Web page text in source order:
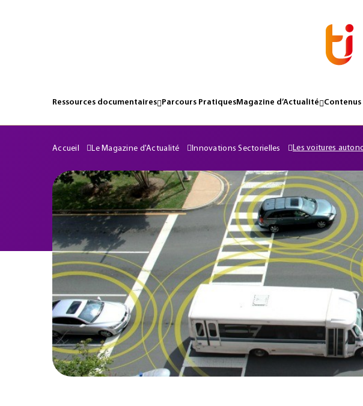
Ressources documentaires Parcours PratiquesMagazine d’Actualité
Accueil Le Magazine d'Actualité Innovations Sectorielles Les voitures